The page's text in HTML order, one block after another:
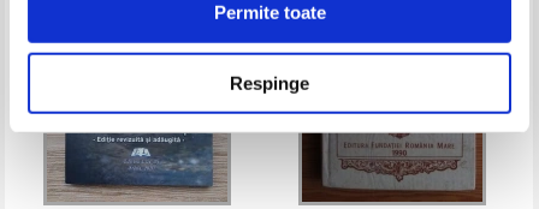
Permite toate
Respinge